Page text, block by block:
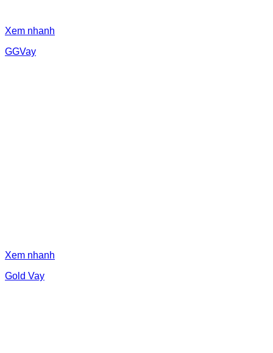
Xem nhanh
GGVay
Xem nhanh
Gold Vay